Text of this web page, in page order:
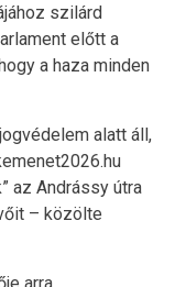
szilárd
előtt a
a haza minden
alatt áll,
az Andrássy útra
– közölte
arra